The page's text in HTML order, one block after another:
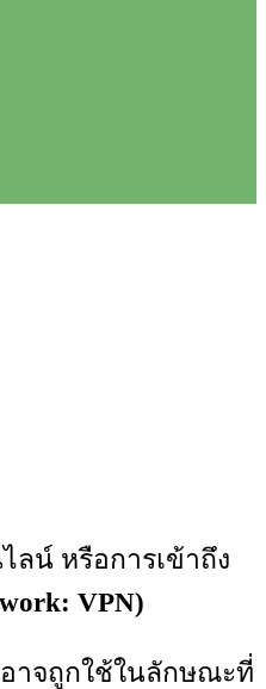
ลน์ หรือการเข้าถึง
VPN)
าจถูกใช้ในลักษณะที่